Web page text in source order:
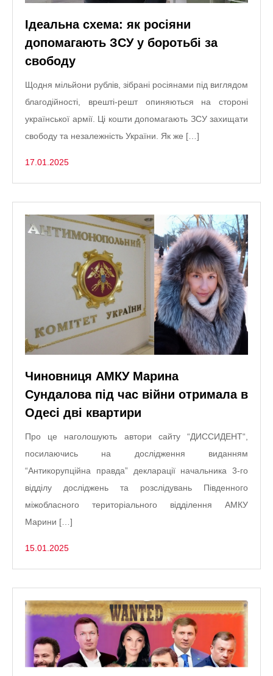
Ідеальна схема: як росіяни
допомагають ЗСУ у боротьбі за
свободу
Щодня мільйони рублів, зібрані росіянами під виглядом
благодійності, врешті-решт опиняються на стороні
української армії. Ці кошти допомагають ЗСУ захищати
свободу та незалежність України. Як же […]
17.01.2025
Чиновниця АМКУ Марина
Сундалова під час війни отримала в
Одесі дві квартири
Про це наголошують автори сайту “ДИССИДЕНТ“,
посилаючись на дослідження виданням
“Антикорупційна правда” декларації начальника 3-го
відділу досліджень та розслідувань Південного
міжобласного територіального відділення АМКУ
Марини […]
15.01.2025